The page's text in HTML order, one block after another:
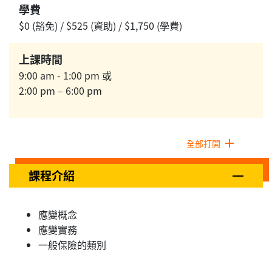
學費
$0 (豁免) / $525 (資助) / $1,750 (學費)
上課時間
9:00 am - 1:00 pm 或
2:00 pm – 6:00 pm
全部打開
課程介紹
應變概念
應變實務
一般保險的類別